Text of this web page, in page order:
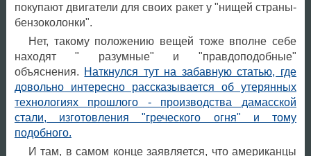
покупают двигатели для своих ракет у "нищей страны-
бензоколонки".
Нет, такому положению вещей тоже вполне себе
находят " разумные" и "правдоподобные"
объяснения. Наткнулся тут на забавную статью, где
довольно интересно рассказывается об утерянных
технологиях прошлого - производства дамасской
стали, изготовления "греческого огня" и тому
подобного.
И там, в самом конце заявляется, что американцы